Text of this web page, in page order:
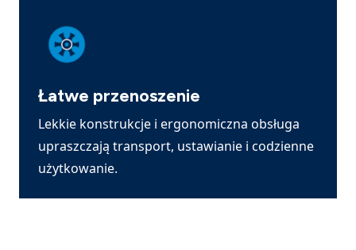
Łatwe przenoszenie
Lekkie konstrukcje i ergonomiczna obsługa
upraszczają transport, ustawianie i codzienne
użytkowanie.